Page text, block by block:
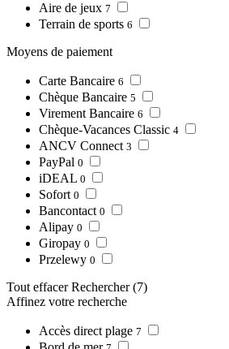
Aire de jeux 7
Terrain de sports 6
Moyens de paiement
Carte Bancaire 6
Chèque Bancaire 5
Virement Bancaire 6
Chèque-Vacances Classic 4
ANCV Connect 3
PayPal 0
iDEAL 0
Sofort 0
Bancontact 0
Alipay 0
Giropay 0
Przelewy 0
Tout effacer Rechercher(7)
Affinez votre recherche
Accès direct plage 7